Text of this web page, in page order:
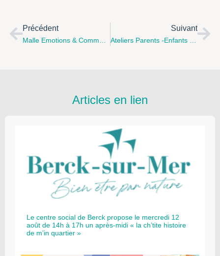
Précédent Suivant
Articles en lien
Le centre social de Berck propose le mercredi 12
août de 14h à 17h un après-midi « la ch’tite histoire
de m’in quartier »